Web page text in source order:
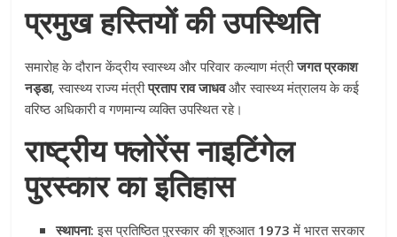
प्रमुख हस्तियों की उपस्थिति
समारोह के दौरान केंद्रीय स्वास्थ्य और परिवार कल्याण मंत्रीजगत प्रकाश
नड्डा, स्वास्थ्य राज्य मंत्रीप्रताप राव जाधवऔर स्वास्थ्य मंत्रालय के कई
वरिष्ठ अधिकारी व गणमान्य व्यक्ति उपस्थित रहे।
राष्ट्रीय फ्लोरेंस नाइटिंगेल
पुरस्कार का इतिहास
स्थापना: इस प्रतिष्ठित पुरस्कार की शुरुआत 1973 में भारत सरकार